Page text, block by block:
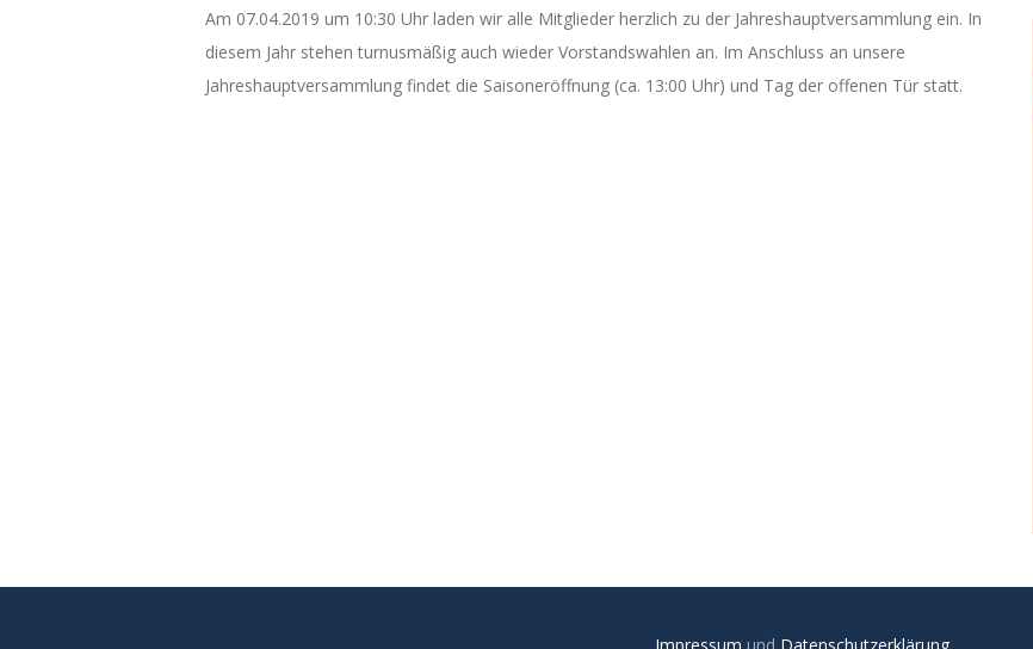
Am 07.04.2019 um 10:30 Uhr laden wir alle Mitglieder herzlich zu der Jahreshauptversammlung ein. In
diesem Jahr stehen turnusmäßig auch wieder Vorstandswahlen an. Im Anschluss an unsere
Jahreshauptversammlung findet die Saisoneröffnung (ca. 13:00 Uhr) und Tag der offenen Tür statt.